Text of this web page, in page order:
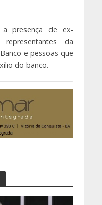
presença de ex-
da
e pessoas que
do banco.